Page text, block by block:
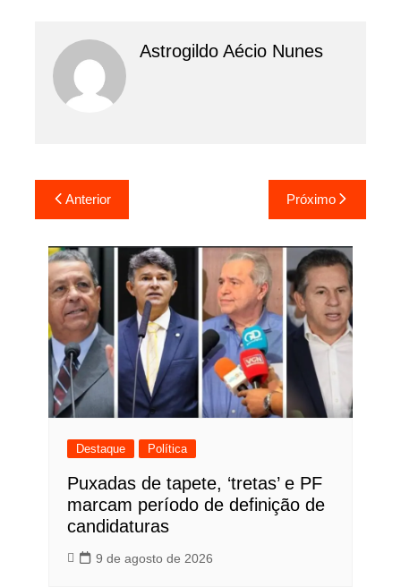
Astrogildo Aécio Nunes
Navegação
de
Post
Anterior Próximo
Destaque Política
Puxadas de tapete, ‘tretas’ e PF
marcam período de definição de
candidaturas
9 de agosto de 2026